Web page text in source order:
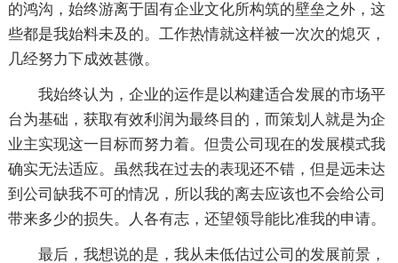
的鸿沟，始终游离于固有企业文化所构筑的壁垒之外，这
些都是我始料未及的。工作热情就这样被一次次的熄灭，
几经努力下成效甚微。
我始终认为，企业的运作是以构建适合发展的市场平
台为基础，获取有效利润为最终目的，而策划人就是为企
业主实现这一目标而努力着。但贵公司现在的发展模式我
确实无法适应。虽然我在过去的表现还不错，但是远未达
到公司缺我不可的情况，所以我的离去应该也不会给公司
带来多少的损失。人各有志，还望领导能比准我的申请。
最后，我想说的是，我从未低估过公司的发展前景，